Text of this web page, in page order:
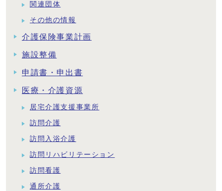
関連団体
その他の情報
介護保険事業計画
施設整備
申請書・申出書
医療・介護資源
居宅介護支援事業所
訪問介護
訪問入浴介護
訪問リハビリテーション
訪問看護
通所介護